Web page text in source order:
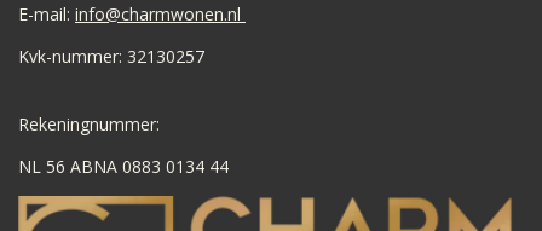
E-mail: info@charmwonen.nl
Kvk-nummer: 32130257
Rekeningnummer:
NL 56 ABNA 0883 0134 44